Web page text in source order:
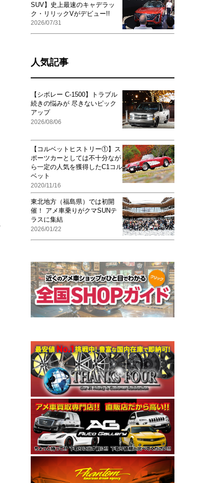
SUV】史上最速のキャデラッ
ク・リリックVがデビュー!!
2026/07/31
人気記事
【シボレー C-1500】トラブル
続きの悩みが 尽きないピック
アップ
2026/08/06
【コルベットヒストリー①】ス
ポーツカーとしては不十分なが
ら一定の人気を獲得したC1コル
ベット
2020/11/16
東北地方（福島県）では初開
催！ アメ車乗りがクマSUNテ
ラスに集結
2026/01/22